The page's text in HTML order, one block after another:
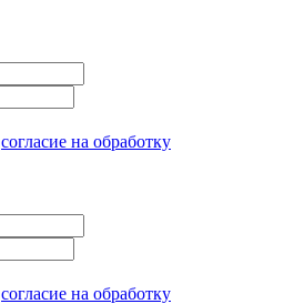
согласие на обработку
согласие на обработку